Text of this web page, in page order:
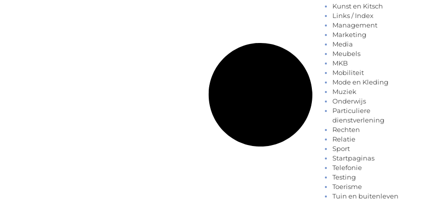
Kunst en Kitsch
Links / Index
Management
Marketing
Media
Meubels
MKB
Mobiliteit
Mode en Kleding
Muziek
Onderwijs
Particuliere
dienstverlening
Rechten
Relatie
Sport
Startpaginas
Telefonie
Testing
Toerisme
Tuin en buitenleven